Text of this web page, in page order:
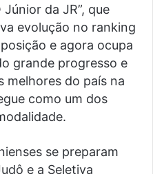
da JR”, que
evolução no ranking
e agora ocupa
grande progresso e
melhores do país na
como um dos
se preparam
e a Seletiva